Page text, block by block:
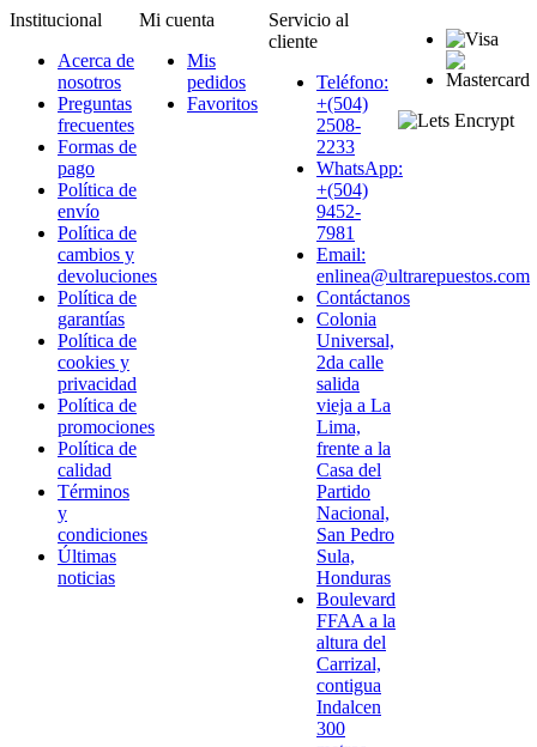
Institucional
Acerca de
nosotros
Preguntas
frecuentes
Formas de
pago
Política de
envío
Política de
cambios y
devoluciones
Política de
garantías
Política de
cookies y
privacidad
Política de
promociones
Política de
calidad
Términos
y
condiciones
Últimas
noticias
Mi cuenta
Mis
pedidos
Favoritos
Servicio al
cliente
Teléfono:
+(504)
2508-
2233
WhatsApp:
+(504)
9452-
7981
Email:
enlinea@ultrarepuestos.com
Contáctanos
Colonia
Universal,
2da calle
salida
vieja a La
Lima,
frente a la
Casa del
Partido
Nacional,
San Pedro
Sula,
Honduras
Boulevard
FFAA a la
altura del
Carrizal,
contigua
Indalcen
300